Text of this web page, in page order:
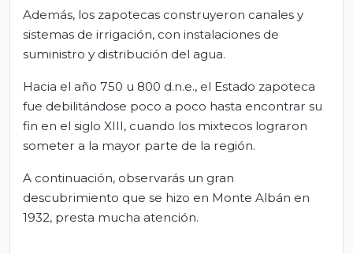
Además, los zapotecas construyeron canales y
sistemas de irrigación, con instalaciones de
suministro y distribución del agua.
Hacia el año 750 u 800 d.n.e., el Estado zapoteca
fue debilitándose poco a poco hasta encontrar su
fin en el siglo XIII, cuando los mixtecos lograron
someter a la mayor parte de la región.
A continuación, observarás un gran
descubrimiento que se hizo en Monte Albán en
1932, presta mucha atención.